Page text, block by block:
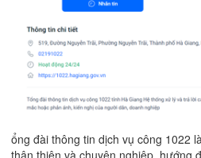
ổng đài thông tin dịch vụ công 1022